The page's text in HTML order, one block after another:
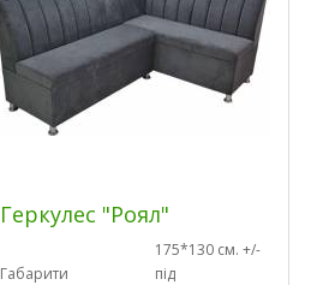
Геркулес "Роял"
Габарити
175*130 см. +/-
під